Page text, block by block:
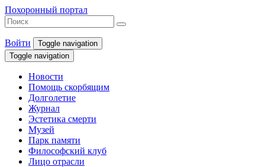
Похоронный портал
Войти
Toggle navigation
Toggle navigation
Новости
Помощь скорбящим
Долголетие
Журнал
Эстетика смерти
Музей
Парк памяти
Философский клуб
Лицо отрасли